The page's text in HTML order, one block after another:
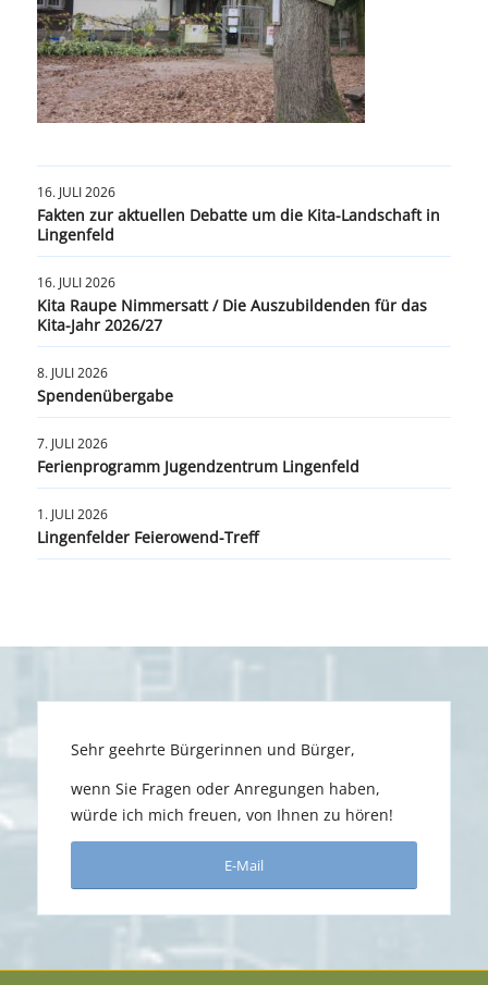
16. JULI 2026
Fakten zur aktuellen Debatte um die Kita-Landschaft in
Lingenfeld
16. JULI 2026
Kita Raupe Nimmersatt / Die Auszubildenden für das
Kita-Jahr 2026/27
8. JULI 2026
Spendenübergabe
7. JULI 2026
Ferienprogramm Jugendzentrum Lingenfeld
1. JULI 2026
Lingenfelder Feierowend-Treff
Sehr geehrte Bürgerinnen und Bürger,
wenn Sie Fragen oder Anregungen haben,
würde ich mich freuen, von Ihnen zu hören!
E-Mail